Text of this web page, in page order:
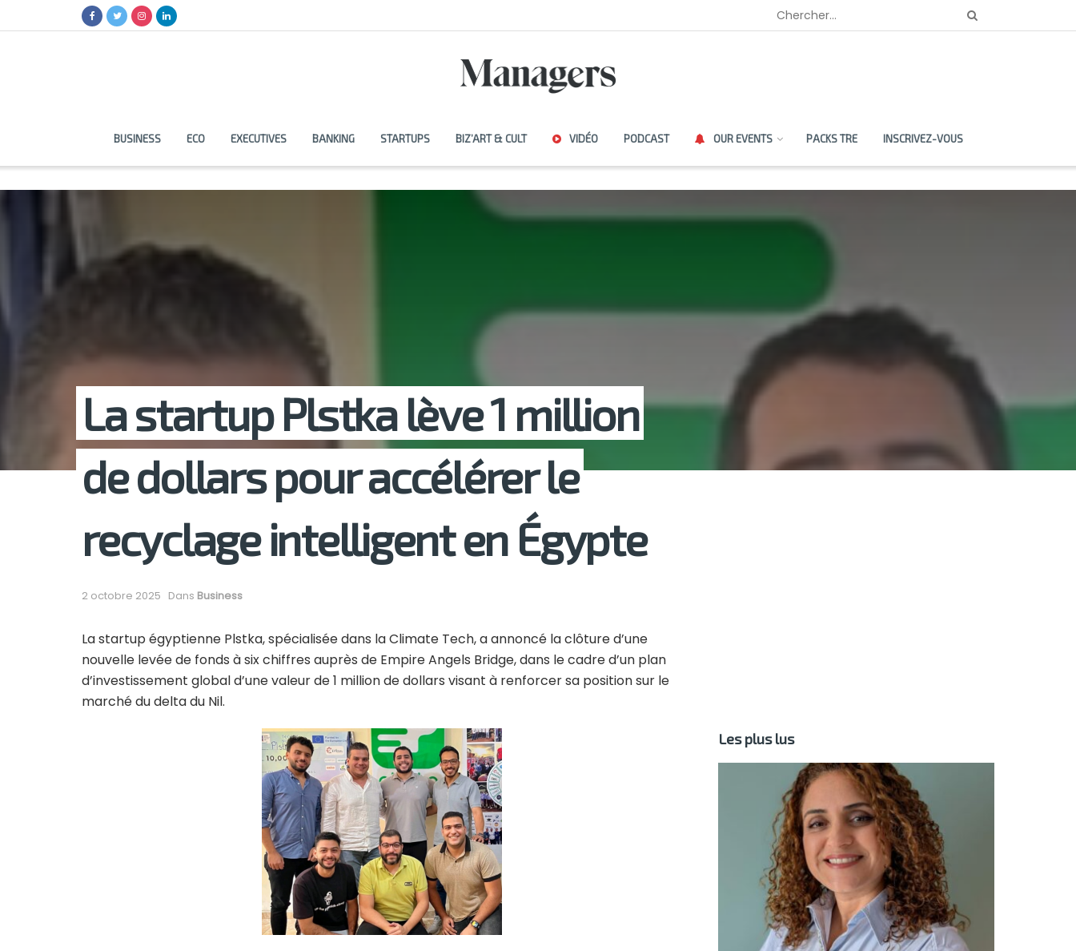
BUSINESS ECO EXECUTIVES BANKING STARTUPS BIZ’ART & CULT VIDÉO PODCAST OUR EVENTS PACKS TRE INSCRIVEZ-VOUS
La startup Plstka lève 1 million
de dollars pour accélérer le
recyclage intelligent en Égypte
2 octobre 2025 Dans Business
La startup égyptienne Plstka, spécialisée dans la Climate Tech, a annoncé la clôture d’une
nouvelle levée de fonds à six chiffres auprès de Empire Angels Bridge, dans le cadre d’un plan
d’investissement global d’une valeur de 1 million de dollars visant à renforcer sa position sur le
marché du delta du Nil.
Les plus lus